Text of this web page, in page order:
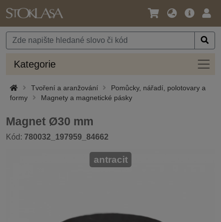
Jazyk
Měna
Hlavní
Kategorie
Tvoření a aranžování
Pomůcky, nářadí, polotovary a
formy
Magnety a magnetické pásky
Magnet Ø30 mm
Kód: 780032_197959_84662
antracit